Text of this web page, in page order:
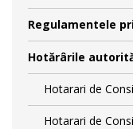
Regulamentele
Hotărârile
Hotarari de
Hotarari de